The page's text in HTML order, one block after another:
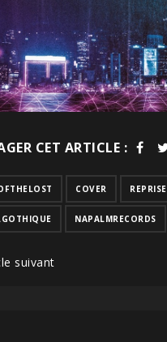
CET ARTICLE :
COVER REPRISE
NAPALMRECORDS
suivant